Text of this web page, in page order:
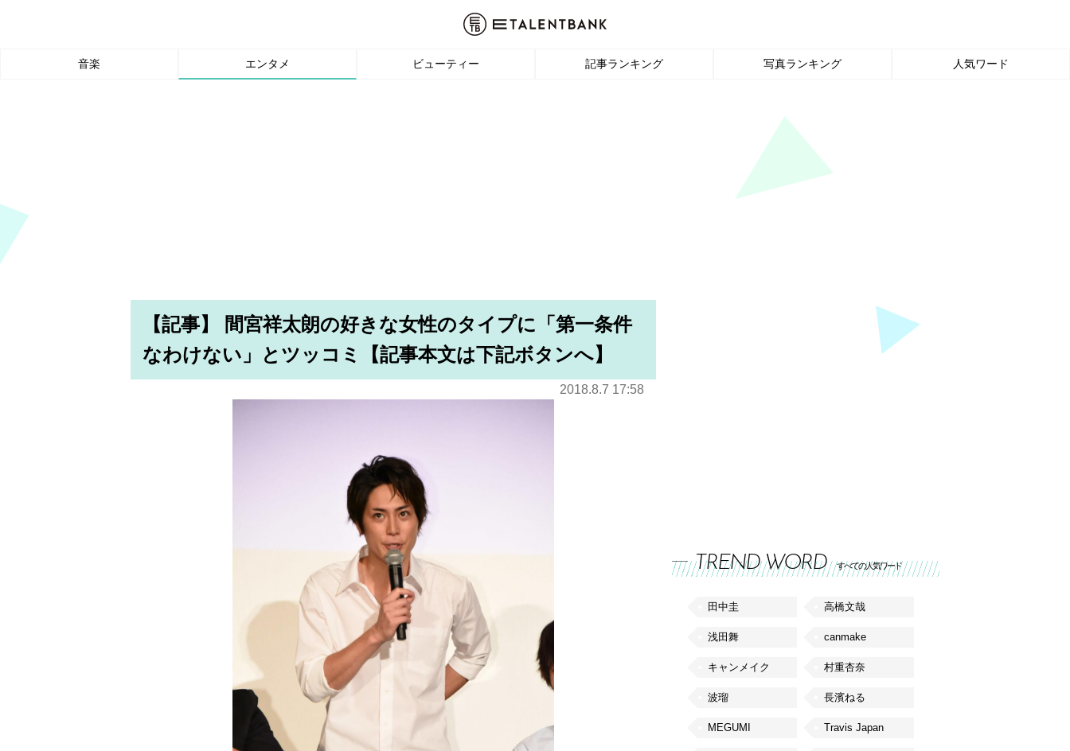
音楽 エンタメ ビューティー 記事ランキング 写真ランキング 人気ワード
【記事】 間宮祥太朗の好きな女性のタイプに「第一条件
なわけない」とツッコミ【記事本文は下記ボタンへ】
2018.8.7 17:58
TREND WORD すべての人気ワード
田中圭 高橋文哉
浅田舞 canmake
キャンメイク 村重杏奈
波瑠 長濱ねる
MEGUMI Travis Japan